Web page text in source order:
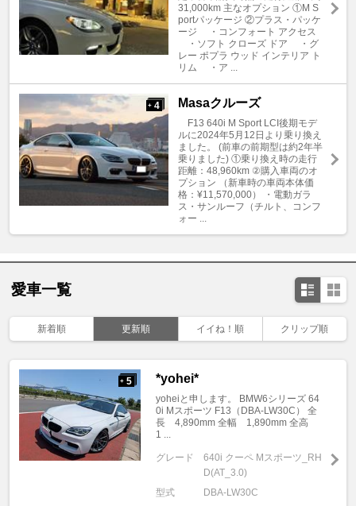
31,000km 主なオプション ①M S
portパッケージ ②プラス・パッケ
ージ ・コンフォート アクセス
・ソフト クローズ ドア ・グ
レー ポプラ ウッド インテリア ト
リム ・ア ...
+ 4 Masaクルーズ
F13 640i M Sport LCI後期モデ
ルに2024年5月12日より乗り換え
ました。 (前車の前期型は約2年半
乗りました) ①乗り換え時の走行
距離：48,960km ②購入車両のオ
プション （新車時の車両本体価
格：¥11,570,000） ・電動ガラ
ス・サンルーフ（チルト、コンフ
ォー ...
愛車一覧
新着順 更新順 イイね！順 クリップ順
+ 5 *yohei*
yoheiと申します。 BMW6シリーズ 64
0i Mスポーツ F13（DBA-LW30C） 全
長 4,890mm 全幅 1,890mm 全高
1 ...
グレード
640i クーペ Mスポーツ_RH
D(AT_3.0)
型式
DBA-LW30C